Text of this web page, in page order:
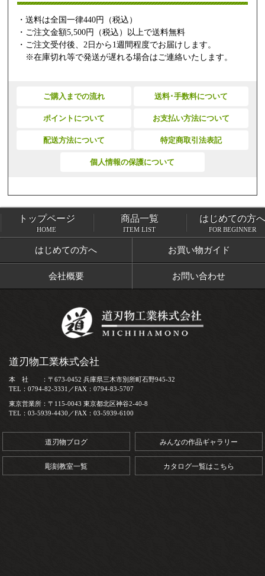
・送料は全国一律440円（税込）
・ご注文金額5,500円（税込）以上で送料無料
・ご注文受付後、2日から1週間程度でお届けします。
※在庫切れ等で発送が遅れる場合はご連絡いたします。
ご購入までの流れ 送料･手数料について
ポイントについて お支払い方法について
配送方法について 特定商取引法表記
個人情報の保護について
トップページ 商品一覧
はじめての方へ お買い物ガイド
会社概要 お問い合わせ
トップページ
HOME
商品一覧
ITEM LIST
はじめての方へ
FOR BEGINNER
道刃物工業株式会社
本 社 ：〒673-0452 兵庫県三木市別所町石野945-32
TEL：0794-82-3331／FAX：0794-83-5707
東京営業所：〒115-0043 東京都北区神谷2-40-8
TEL：03-5939-4430／FAX：03-5939-6100
道刃物ブログ みんなの作品ギャラリー
彫刻教室一覧 カタログ一覧はこちら